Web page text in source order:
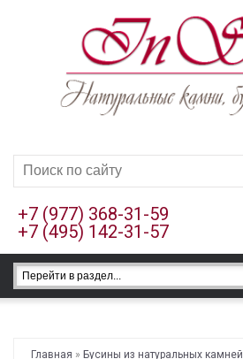
+7 (977) 368-31-59
+7 (495) 142-31-57
Главная » Бусины из натуральных камней